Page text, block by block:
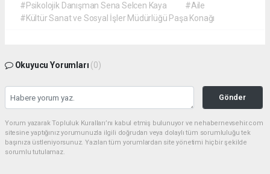
#Psikolojik Danışman Sena Selcen Kaya
#Aile
#Kültür Sanat ve Sosyal İşler Müdürlüğü Paşa Konağı
Okuyucu Yorumları (0)
Gönder
Yorum yazarak Topluluk Kuralları’nı kabul etmiş bulunuyor ve nehabernevsehir.com
sitesine yaptığınız yorumunuzla ilgili doğrudan veya dolaylı tüm sorumluluğu tek
başınıza üstleniyorsunuz. Yazılan tüm yorumlardan site yönetimi hiçbir şekilde
sorumlu tutulamaz.